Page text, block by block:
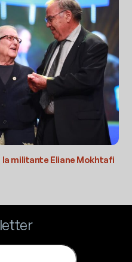
la militante Eliane Mokhtafi